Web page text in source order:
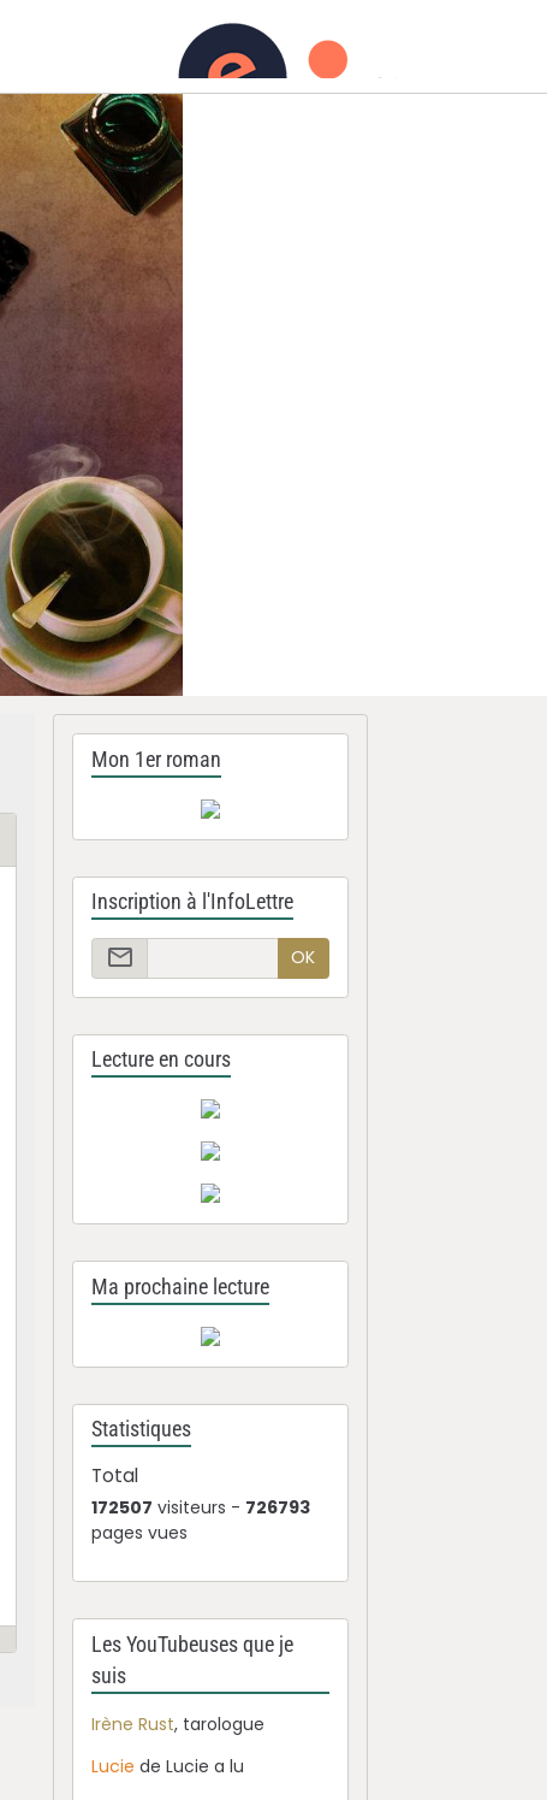
Contact
Mon 1er roman
Inscription à l'InfoLettre
OK
Lecture en cours
Ma prochaine lecture
Statistiques
Total
172507 visiteurs - 726793
pages vues
Les YouTubeuses que je
suis
Irène Rust, tarologue
Luciede Lucie a lu